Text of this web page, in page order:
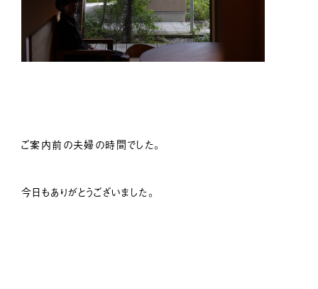
ご案内前の夫婦の時間でした。
今日もありがとうございました。